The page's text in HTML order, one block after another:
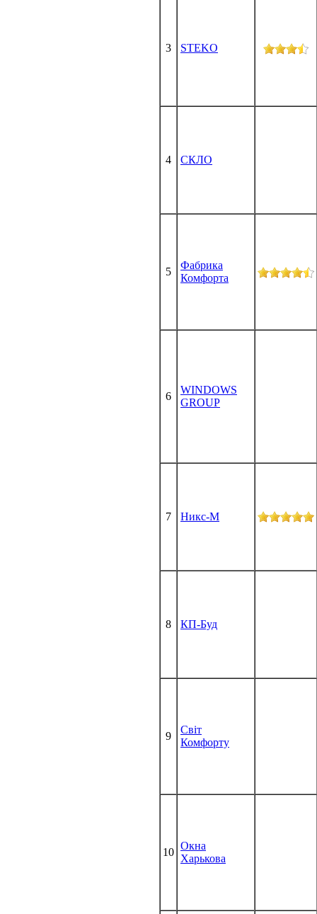
3 STEKO
4 СКЛО
5
Фабрика
Комфорта
6
WINDOWS
GROUP
7 Никс-М
8 КП-Буд
9
Світ
Комфорту
10
Окна
Харькова